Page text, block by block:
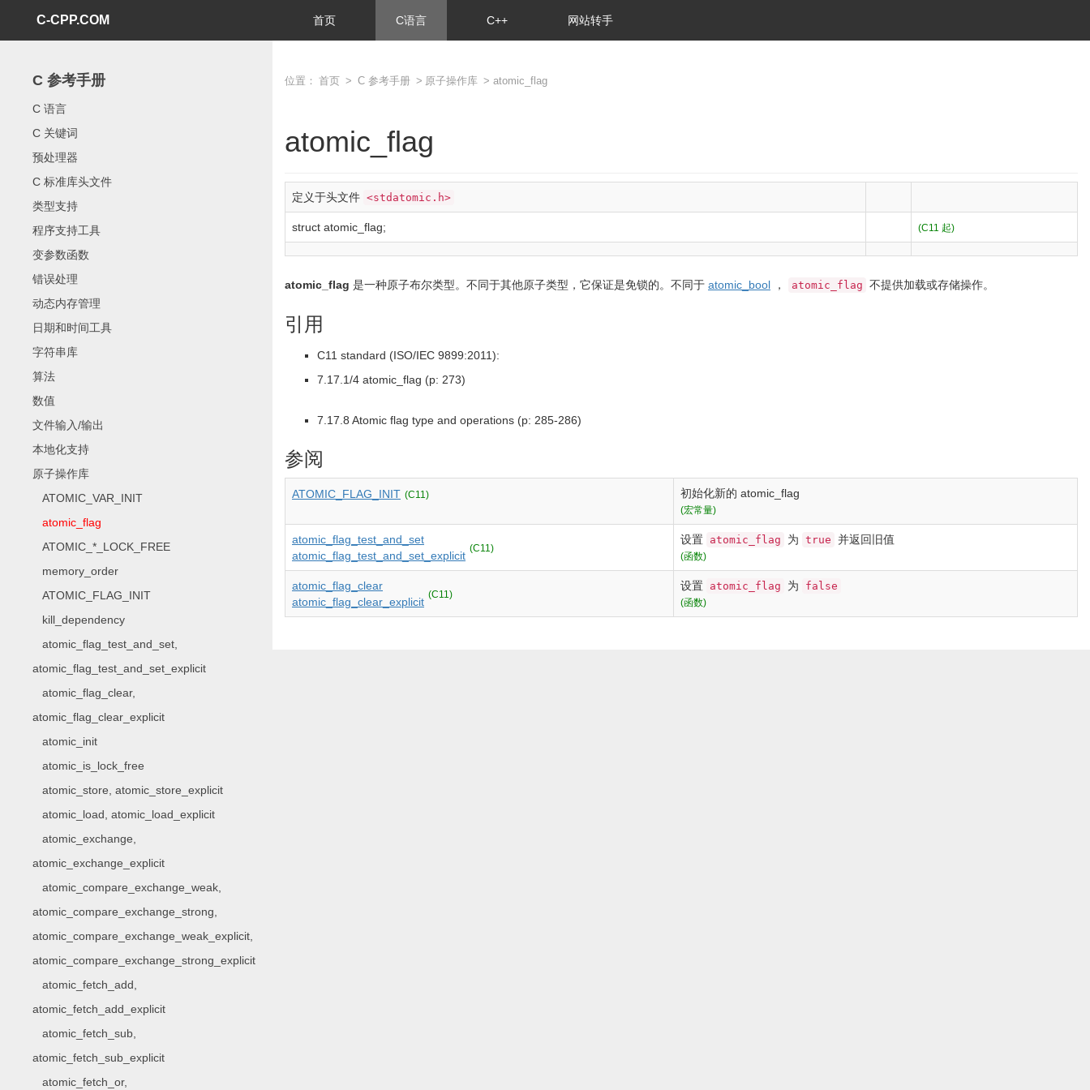
C-CPP.COM 首页 C语言 C++ 网站转手
C 参考手册
C 语言
C 关键词
预处理器
C 标准库头文件
类型支持
程序支持工具
变参数函数
错误处理
动态内存管理
日期和时间工具
字符串库
算法
数值
文件输入/输出
本地化支持
原子操作库
ATOMIC_VAR_INIT
atomic_flag
ATOMIC_*_LOCK_FREE
memory_order
ATOMIC_FLAG_INIT
kill_dependency
atomic_flag_test_and_set,
atomic_flag_test_and_set_explicit
atomic_flag_clear,
atomic_flag_clear_explicit
atomic_init
atomic_is_lock_free
atomic_store, atomic_store_explicit
atomic_load, atomic_load_explicit
atomic_exchange,
atomic_exchange_explicit
atomic_compare_exchange_weak,
atomic_compare_exchange_strong,
atomic_compare_exchange_weak_explicit,
atomic_compare_exchange_strong_explicit
atomic_fetch_add,
atomic_fetch_add_explicit
atomic_fetch_sub,
atomic_fetch_sub_explicit
atomic_fetch_or,
位置： 首页 > C 参考手册 > 原子操作库 > atomic_flag
atomic_flag
定义于头文件 <stdatomic.h>
struct atomic_flag; (C11 起)
atomic_flag 是一种原子布尔类型。不同于其他原子类型，它保证是免锁的。不同于 atomic_bool ， atomic_flag 不提供加载或存储操作。
引用
C11 standard (ISO/IEC 9899:2011):
7.17.1/4 atomic_flag (p: 273)
7.17.8 Atomic flag type and operations (p: 285-286)
参阅
ATOMIC_FLAG_INIT (C11) 初始化新的 atomic_flag
(宏常量)
atomic_flag_test_and_set
atomic_flag_test_and_set_explicit
(C11)
设置 atomic_flag 为 true 并返回旧值
(函数)
atomic_flag_clear
atomic_flag_clear_explicit
(C11)
设置 atomic_flag 为 false
(函数)